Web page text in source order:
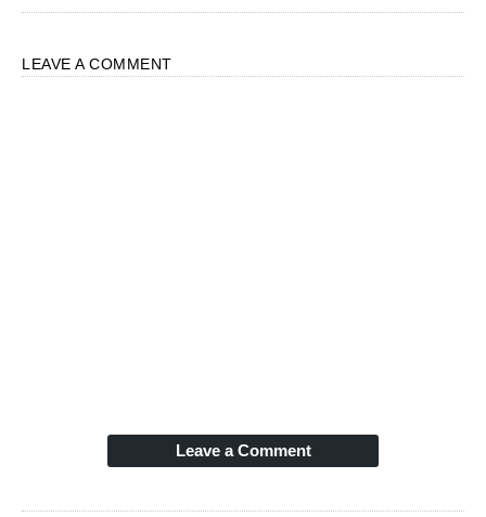
LEAVE A COMMENT
Leave a Comment